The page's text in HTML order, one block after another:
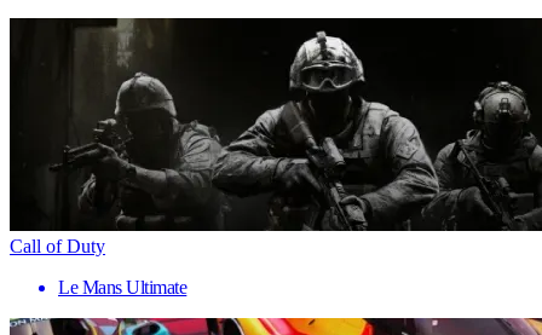
Call of Duty
Le Mans Ultimate